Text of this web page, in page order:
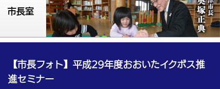
背景色
青 白
公式SNS
X (Twitter) YouTube
総合メニュー
くらしの情報
市長室
【市長フォト】平成29年度おおいたイクボス推
進セミナー